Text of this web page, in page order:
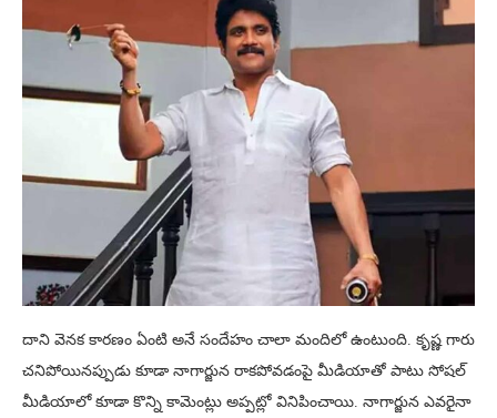
దాని వెనక కారణం ఏంటి అనే సందేహం చాలా మందిలో ఉంటుంది. కృష్ణ గారు
చనిపోయినప్పుడు కూడా నాగార్జున రాకపోవడంపై మీడియాతో పాటు సోషల్
మీడియాలో కూడా కొన్ని కామెంట్లు అప్పట్లో వినిపించాయి. నాగార్జున ఎవరైనా